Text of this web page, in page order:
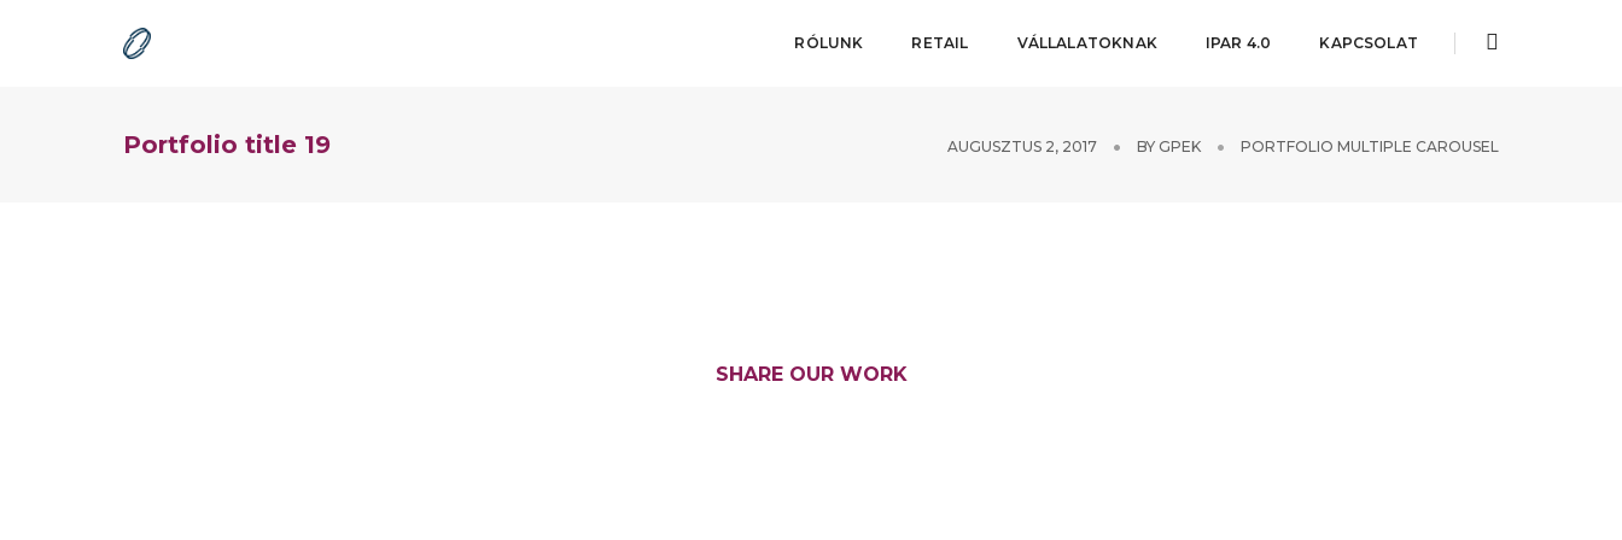
RÓLUNK RETAIL VÁLLALATOKNAK IPAR 4.0 KAPCSOLAT
Portfolio title 19 AUGUSZTUS 2, 2017 BY GPEK PORTFOLIO MULTIPLE CAROUSEL
SHARE OUR WORK